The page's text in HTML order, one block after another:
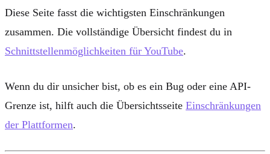
Diese Seite fasst die wichtigsten Einschränkungen
zusammen. Die vollständige Übersicht findest du in
Schnittstellenmöglichkeiten für YouTube.
Wenn du dir unsicher bist, ob es ein Bug oder eine API-
Grenze ist, hilft auch die Übersichtsseite Einschränkungen
der Plattformen.